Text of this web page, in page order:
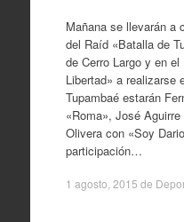
Mañana se llevarán a
del Raíd «Batalla de
de Cerro Largo y en
Libertad» a realizarse
Tupambaé estarán
«Roma», José
Olivera con «Soy
participación…
1 agosto, 2015 de